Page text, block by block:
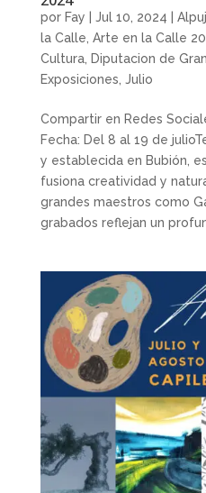
por Fay Jul 10, 2024
la Calle Arte en la Calle
Cultura, Diputacion de
Exposiciones Julio
Compartir en Redes
Fecha: Del 8 al 19 de
y establecida en Bubión,
fusiona creatividad y
grandes maestros como
grabados reflejan un